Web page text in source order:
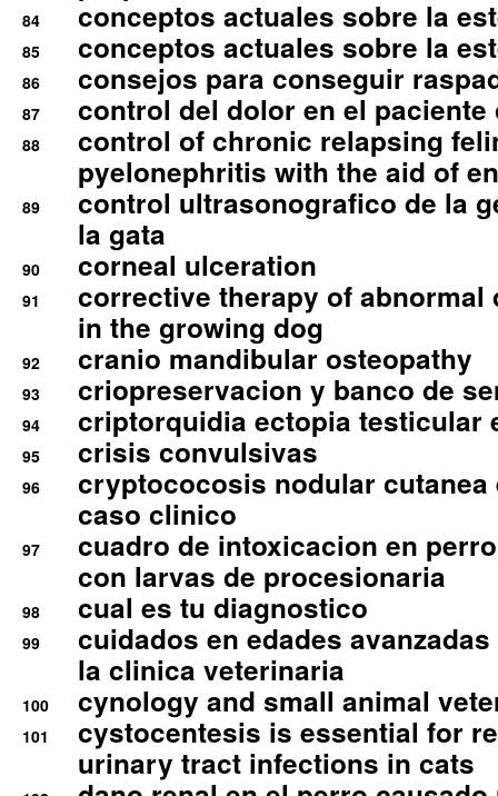
84 conceptos actuales sobre la
85 conceptos actuales sobre la
86 consejos para conseguir
87 control del dolor en el
88
control of chronic relapsing
pyelonephritis with the aid of
89
control ultrasonografico de la
la gata
90 corneal ulceration
91
corrective therapy of abnormal
in the growing dog
92 cranio mandibular osteopathy
93 criopreservacion y banco de
94 criptorquidia ectopia testicular
95 crisis convulsivas
96
cryptococosis nodular cutanea
caso clinico
97
cuadro de intoxicacion en
con larvas de procesionaria
98 cual es tu diagnostico
99
cuidados en edades
la clinica veterinaria
100 cynology and small animal
101
cystocentesis is essential for
urinary tract infections in cats